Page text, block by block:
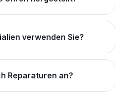
verwenden Sie?
Reparaturen an?